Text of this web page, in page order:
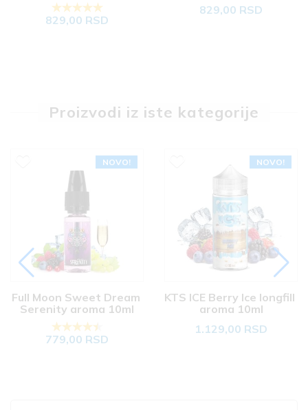
829,00 RSD
829,00 RSD
Proizvodi iz iste kategorije
NOVO!
Full Moon Sweet Dream
Serenity aroma 10ml
779,00 RSD
NOVO!
KTS ICE Berry Ice longfill
aroma 10ml
1.129,00 RSD